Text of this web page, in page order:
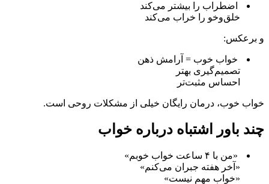
اضطراب را بیشتر می‌کند
خلق‌وخو را خراب می‌کند
و برعکس:
خواب خوب = آرامش ذهن
تصمیم‌گیری بهتر
احساس مثبت‌تر
خواب خوب، درمان رایگان خیلی از مشکلات روحی است.
چند باور اشتباه درباره خواب
«من با ۴ ساعت خواب خوبم»
«آخر هفته جبران می‌کنم»
«خواب مهم نیست»